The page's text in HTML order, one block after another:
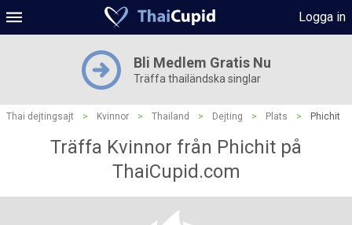
Logga in
Bli Medlem Gratis Nu
Träffa thailändska singlar
Thai dejtingsajt > Kvinnor > Thailand > Dejting > Plats > Phichit
Träffa Kvinnor från Phichit på
ThaiCupid.com